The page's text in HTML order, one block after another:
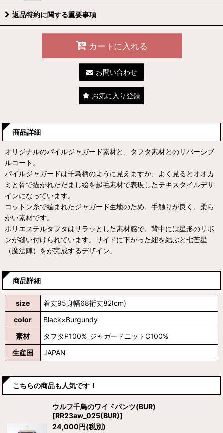
返品特約に関する重要事項
カートに入れる
お問い合わせ
お気に入り登録
商品詳細
オリジナルのパイルジャガード素材と、タフタ素材とのリバーシブ
ルコート。
パイルジャガードは千鳥柄のように見えますが、よく見るとオオカ
ミと骨で描かれただまし絵を起毛素材で表現したテキスタイルデザ
インになっています。
コットン糸で編まれたジャガード生地のため、手触りが良く、柔ら
かい素材です。
ポリエステルタフタはサラッとした素材感で、背中には星形のリボ
ンが縫い付けられています。サイドに下がった紐を結ぶと七芒星
（魔法陣）をが完成するデザイン。
商品詳細
size
着丈95身幅68裄丈82(cm)
color
Black×Burgundy
素材
タフタP100%_ジャガードニットC100%
生産国
JAPAN
こちらの商品も人気です！
ウルフ千鳥のワイドパンツ(BUR)
[RR23aw_025(BUR)]
24,000円(税別)